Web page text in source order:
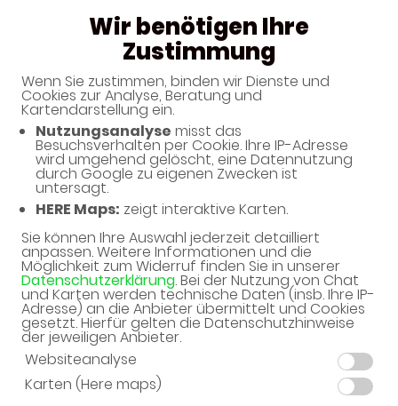
Wir benötigen Ihre
Zustimmung
Wenn Sie zustimmen, binden wir Dienste und
Cookies zur Analyse, Beratung und
Kartendarstellung ein.
Nutzungsanalyse misst das
Besuchsverhalten per Cookie. Ihre IP-Adresse
wird umgehend gelöscht, eine Datennutzung
durch Google zu eigenen Zwecken ist
untersagt.
HERE Maps: zeigt interaktive Karten.
Sie können Ihre Auswahl jederzeit detailliert
anpassen. Weitere Informationen und die
Möglichkeit zum Widerruf finden Sie in unserer
Datenschutzerklärung. Bei der Nutzung von Chat
und Karten werden technische Daten (insb. Ihre IP-
Adresse) an die Anbieter übermittelt und Cookies
gesetzt. Hierfür gelten die Datenschutzhinweise
der jeweiligen Anbieter.
Websiteanalyse
Karten (Here maps)
Haben Sie noch Fragen?
Dann schreiben Sie uns einfach eine Nachricht oder
rufen Sie uns direkt unter 0851 - 72302 an. Wir helfen
Ihnen gerne weiter.
Ihre Daten
Vorname*
Name*